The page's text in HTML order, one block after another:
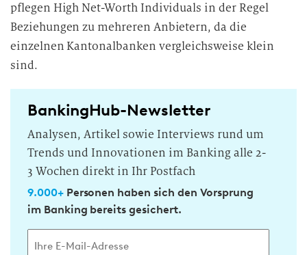
pflegen High Net-Worth Individuals in der Regel
Beziehungen zu mehreren Anbietern, da die
einzelnen Kantonalbanken vergleichsweise klein
sind.
BankingHub-Newsletter
Analysen, Artikel sowie Interviews rund um
Trends und Innovationen im Banking alle 2-
3 Wochen direkt in Ihr Postfach
9.000+Personen haben sich den Vorsprung
im Banking bereits gesichert.